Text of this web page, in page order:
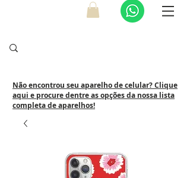
Não encontrou seu aparelho de celular? Clique
aqui e procure dentre as opções da nossa lista
completa de aparelhos!